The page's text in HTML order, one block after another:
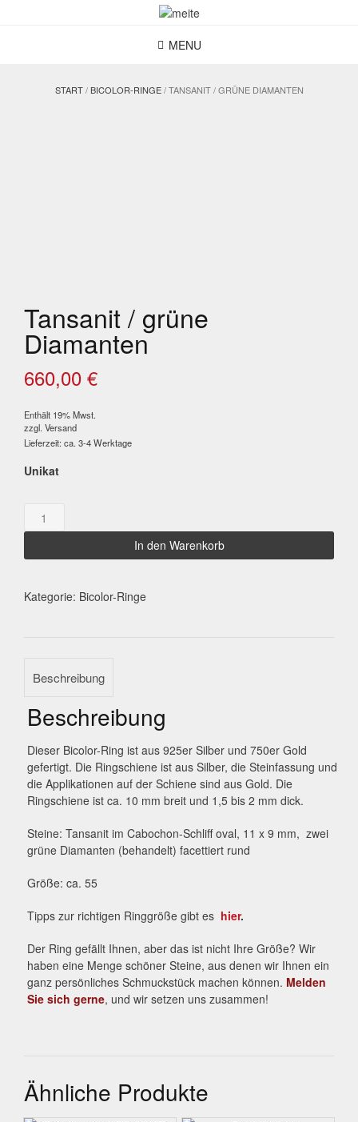
MENU
START/BICOLOR-RINGE/ TANSANIT / GRÜNE DIAMANTEN
Tansanit / grüne
Diamanten
660,00 €
Enthält 19% Mwst.
zzgl. Versand
Lieferzeit: ca. 3-4 Werktage
Unikat
Tansanit
/
Diamanten
In den Warenkorb
Kategorie: Bicolor-Ringe
Beschreibung
Beschreibung
Dieser Bicolor-Ring ist aus 925er Silber und 750er Gold
gefertigt. Die Ringschiene ist aus Silber, die Steinfassung und
die Applikationen auf der Schiene sind aus Gold. Die
Ringschiene ist ca. 10 mm breit und 1,5 bis 2 mm dick.
Steine: Tansanit im Cabochon-Schliff oval, 11 x 9 mm, zwei
grüne Diamanten (behandelt) facettiert rund
Größe: ca. 55
Tipps zur richtigen Ringgröße gibt es hier.
Der Ring gefällt Ihnen, aber das ist nicht Ihre Größe? Wir
haben eine Menge schöner Steine, aus denen wir Ihnen ein
ganz persönliches Schmuckstück machen können. Melden
Sie sich gerne, und wir setzen uns zusammen!
Ähnliche Produkte